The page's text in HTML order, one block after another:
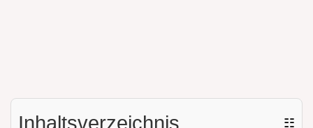
Inhaltsverzeichnis ☷